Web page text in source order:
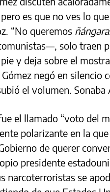
es que no ves lo
“No queremos
solo traen
y deja sobre el
negó en silencio
el volumen. Sonaba
el llamado “voto del
polarizante en la
de querer
presidente
narcoterroristas se